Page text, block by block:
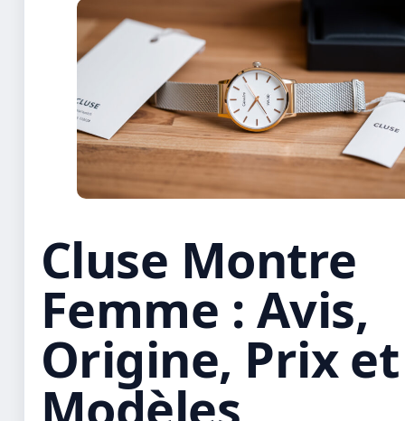
Cluse Montre
Femme : Avis,
Origine, Prix et